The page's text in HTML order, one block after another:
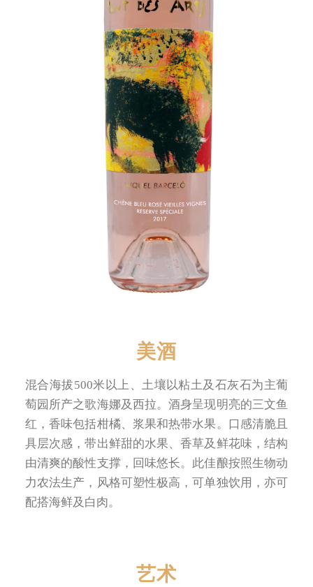
美酒
混合海拔500米以上、土壤以粘土及石灰石为主葡
萄园所产之歌海娜及西拉。酒身呈现明亮的三文鱼
红，香味包括柑橘、浆果和热带水果。口感清脆且
具层次感，带出鲜甜的水果、香草及鲜花味，结构
由清爽的酸性支撑，回味悠长。此佳酿按照生物动
力农法生产，风格可塑性极高，可单独饮用，亦可
配搭海鲜及白肉。
艺术